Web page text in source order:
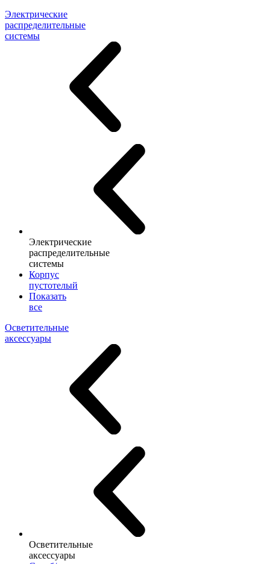
Электрические
распределительные
системы
Электрические
распределительные
системы
Корпус
пустотелый
Показать
все
Осветительные
аксессуары
Осветительные
аксессуары